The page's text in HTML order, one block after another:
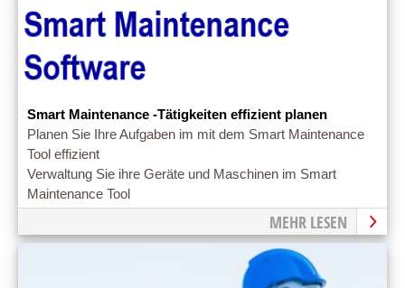
Smart Maintenance -Tätigkeiten effizient planen
Planen Sie Ihre Aufgaben im mit dem Smart Maintenance
Tool effizient
Verwaltung Sie ihre Geräte und Maschinen im Smart
Maintenance Tool
MEHR LESEN